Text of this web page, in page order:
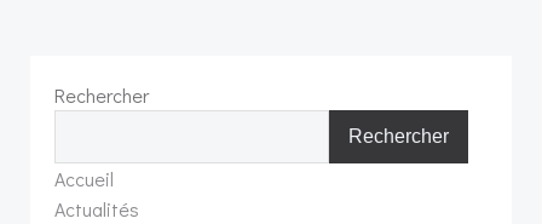
Rechercher
Rechercher
Accueil
Actualités